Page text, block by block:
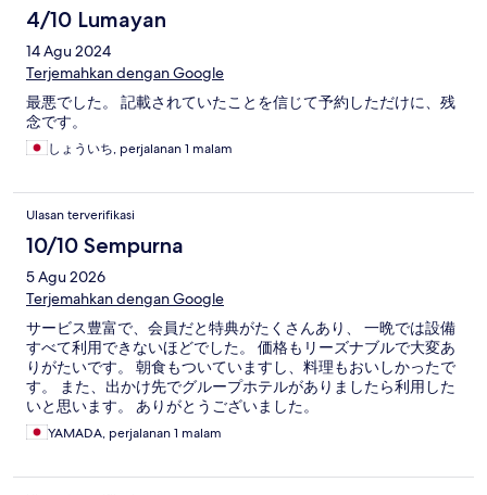
4/10 Lumayan
14 Agu 2024
Terjemahkan dengan Google
最悪でした。 記載されていたことを信じて予約しただけに、残
念です。
しょういち, perjalanan 1 malam
Ulasan terverifikasi
10/10 Sempurna
5 Agu 2026
Terjemahkan dengan Google
サービス豊富で、会員だと特典がたくさんあり、 一晩では設備
すべて利用できないほどでした。 価格もリーズナブルで大変あ
りがたいです。 朝食もついていますし、料理もおいしかったで
す。 また、出かけ先でグループホテルがありましたら利用した
いと思います。 ありがとうございました。
YAMADA, perjalanan 1 malam